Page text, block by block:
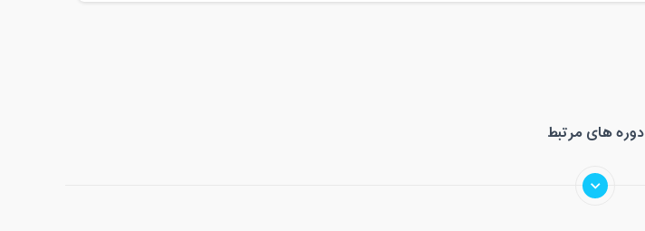
دوره های مرتبط